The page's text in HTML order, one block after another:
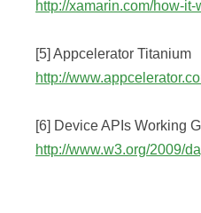
http://xamarin.com/how-it-
[5] Appcelerator Titanium
http://
[6] Device APIs Working
http://www.w3.org/2009/